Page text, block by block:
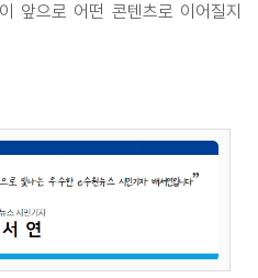
앞으로 어떤 콘텐츠로 이어질지